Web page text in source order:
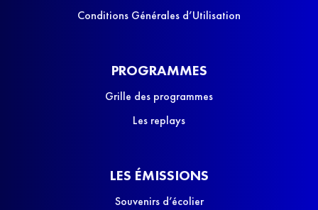
Conditions Générales d’Utilisation
PROGRAMMES
Grille des programmes
Les replays
LES ÉMISSIONS
Souvenirs d’écolier